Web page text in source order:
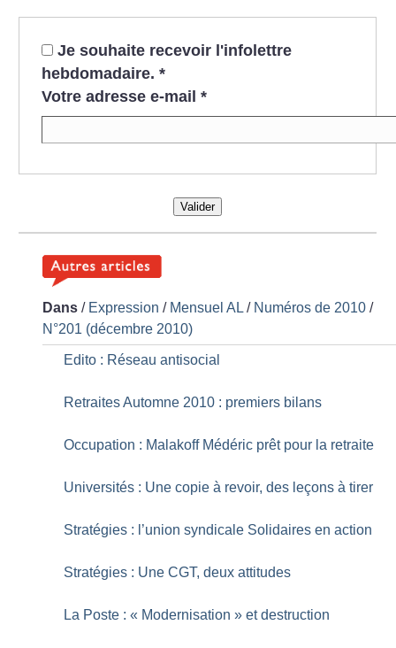
Je souhaite recevoir l'infolettre
hebdomadaire. *
Votre adresse e-mail *
Valider
Dans / Expression / Mensuel AL / Numéros de 2010 /
N°201 (décembre 2010)
Edito : Réseau antisocial
Retraites Automne 2010 : premiers bilans
Occupation : Malakoff Médéric prêt pour la retraite
Universités : Une copie à revoir, des leçons à tirer
Stratégies : l’union syndicale Solidaires en action
Stratégies : Une CGT, deux attitudes
La Poste : « Modernisation » et destruction